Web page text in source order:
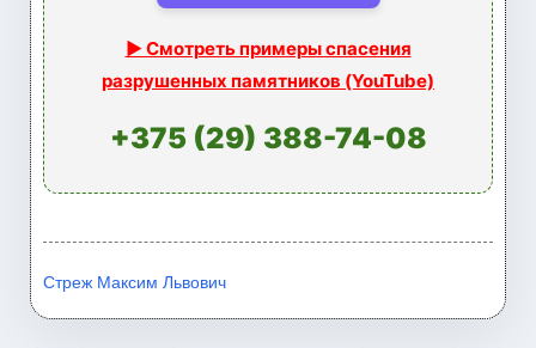
▶ Смотреть примеры спасения
разрушенных памятников (YouTube)
+375 (29) 388-74-08
Стреж Максим Львович